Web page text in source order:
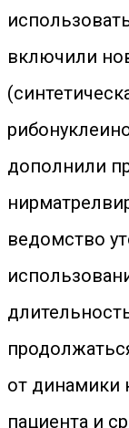
включили
дополнили
ведомство
от динамики
пациента и